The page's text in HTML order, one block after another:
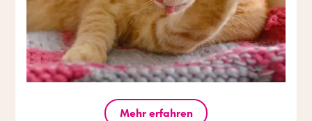
Mehr erfahren